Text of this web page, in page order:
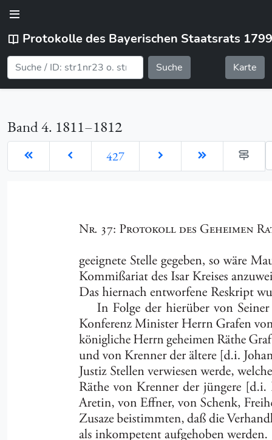
Protokolle des Bayerischen Staatsrats
Suche Karte
Band 4. 1811–1812
427